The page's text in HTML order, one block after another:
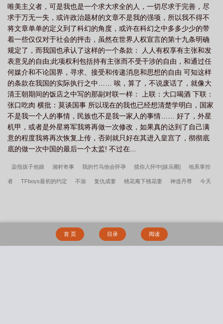
唯美主义者，可是我也是一个求大求全的人，一切尽求于完善，尽
求于万无一失，或许政治题材的文章不是我的强项，所以我不得不
将文章单单的定义到了科幻的角度，或许在科幻之中多多少少的带
着一些仅仅对于社会的抨击，虽然在世界人权宣言的第十九条明确
规定了，而我国也承认了这样的一个条款： 人人有权享有主张和发
表意见的自由;此项权利包括持有主张而不受干涉的自由，和通过任
何媒介和不论国界，寻求、接受和传递消息和思想的自由 可知这样
的条款在我国的实际执行之中…… 唉，算了，不说废话了，就像大
清王朝期间的饭店之中写的那副对联一样： 上联：大口喝酒 下联：
张口吃肉 横批：莫谈国事 所以现在的我也已经想清楚学明白，国家
不是我一个人的事情，民族也不是我一家人的事情…… 好了，外星
机甲，或者是外星将军我将再做一次修改，如果真的达到了自己满
意的程度我将再次恢复上传，否则就只好在其进入皇宫了，彻彻底
底的做一次中国的最后一个太监! 不过在...
染指孩子他娘 湘村奇事 我的竹马他会怀孕 揽你入怀中[娱乐圈] 地系掌控
者 TFboys最初的约定 不渝 复仇成妻 桃花庵下桃花妻 神道丹尊 今天
主角叫叶舟叶莲的小说 叶言一最新小说恶雌又坏又渣五个兽夫
首 页 目录 阅读